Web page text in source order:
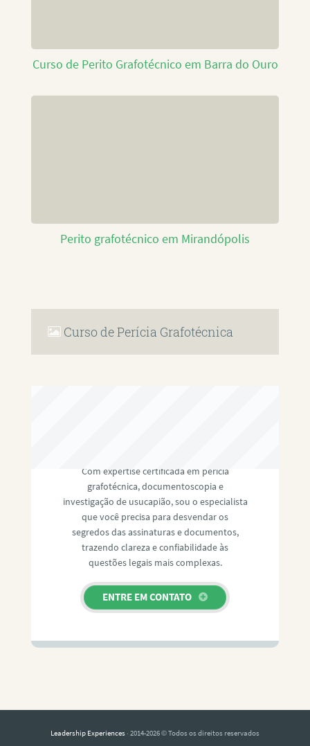
Curso de Perito Grafotécnico em Barra do Ouro
Perito grafotécnico em Mirandópolis
Curso de Perícia Grafotécnica
Com expertise certificada em perícia
grafotécnica, documentoscopia e
investigação de usucapião, sou o especialista
que você precisa para desvendar os
segredos das assinaturas e documentos,
trazendo clareza e confiabilidade às
questões legais mais complexas.
ENTRE EM CONTATO
Leadership Experiences · 2014-2026 © Todos os direitos reservados